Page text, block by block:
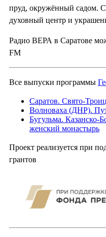
пруд, окружённый садом.
духовный центр и
Радио ВЕРА в Саратове
FM
Все выпуски программы
Саратов. Свято-
Волноваха (ДНР).
Бугульма. Казанско-
женский монастырь
Проект реализуется при
грантов